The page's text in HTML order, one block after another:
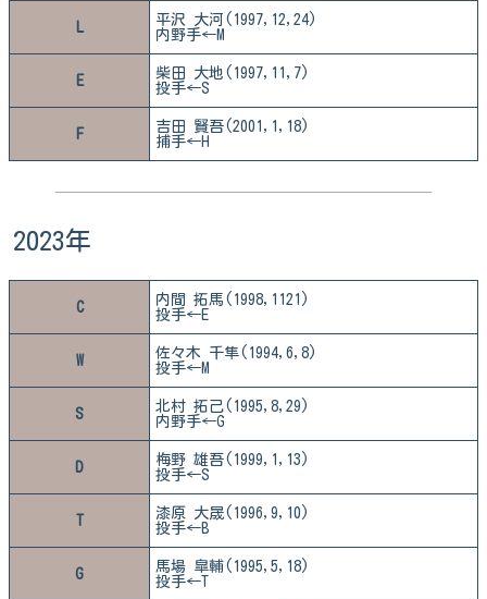
L
平沢 大河(1997,12,24)
内野手←M
E
柴田 大地(1997,11,7)
投手←S
F
吉田 賢吾(2001,1,18)
捕手←H
2023年
C
内間 拓馬(1998,1121)
投手←E
W
佐々木 千隼(1994,6,8)
投手←M
S
北村 拓己(1995,8,29)
内野手←G
D
梅野 雄吾(1999,1,13)
投手←S
T
漆原 大晟(1996,9,10)
投手←B
G
馬場 皐輔(1995,5,18)
投手←T